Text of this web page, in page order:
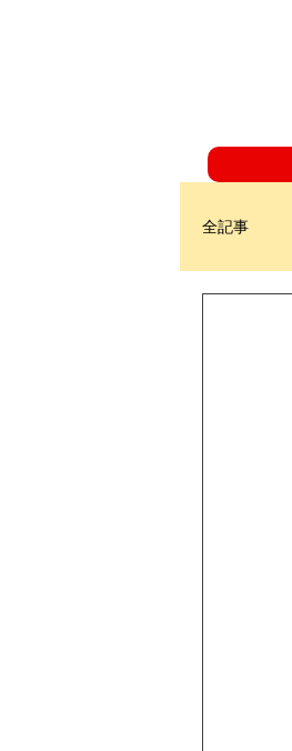
全記事